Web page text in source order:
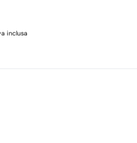
inclusa